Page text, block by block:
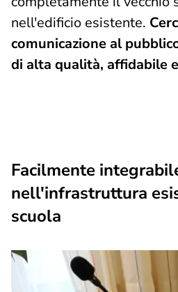
nell'edificio esistente.
comunicazione al
di alta qualità, affidabile
Facilmente
nell'infrastruttura
scuola